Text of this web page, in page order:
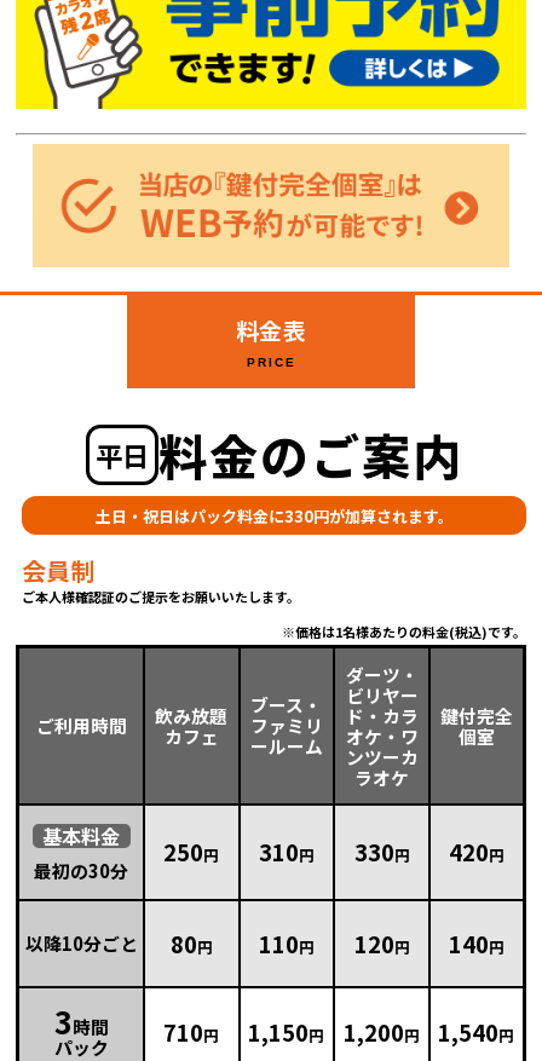
料金表
PRICE
平日 料金のご案内
土日・祝日はパック料金に330円が加算されます。
会員制
ご本人様確認証のご提示をお願いいたします。
価格は1名様あたりの料金(税込)です。
ご利用時間
飲み放題
カフェ
ブース・
ファミリ
ールーム
ダーツ・
ビリヤー
ド・カラ
オケ・ワ
ンツーカ
ラオケ
鍵付完全
個室
基本料金
最初の30分
250円 310円 330円 420円
以降10分ごと 80円 110円 120円 140円
3時間
パック
710円 1,150円 1,200円 1,540円